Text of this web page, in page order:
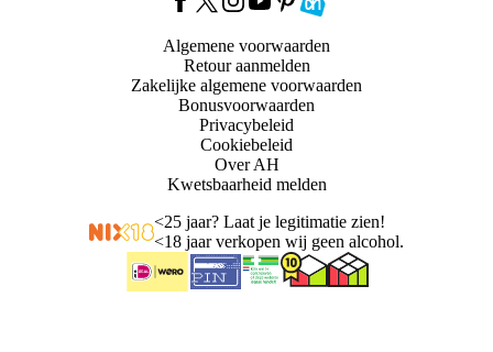
Algemene voorwaarden
Retour aanmelden
Zakelijke algemene voorwaarden
Bonusvoorwaarden
Privacybeleid
Cookiebeleid
Over AH
Kwetsbaarheid melden
<25 jaar? Laat je legitimatie zien!
<18 jaar verkopen wij geen alcohol.